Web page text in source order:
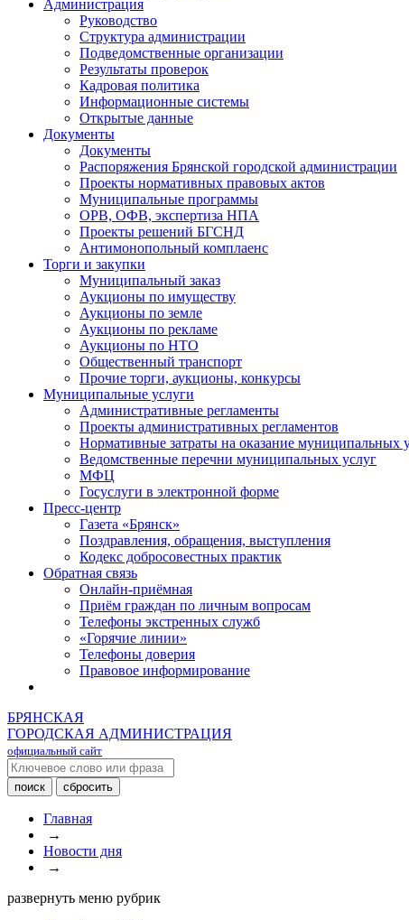
Администрация
Руководство
Структура администрации
Подведомственные организации
Результаты проверок
Кадровая политика
Информационные системы
Открытые данные
Документы
Документы
Распоряжения Брянской городской администрации
Проекты нормативных правовых актов
Муниципальные программы
ОРВ, ОФВ, экспертиза НПА
Проекты решений БГСНД
Антимонопольный комплаенс
Торги и закупки
Муниципальный заказ
Аукционы по имуществу
Аукционы по земле
Аукционы по рекламе
Аукционы по НТО
Общественный транспорт
Прочие торги, аукционы, конкурсы
Муниципальные услуги
Административные регламенты
Проекты административных регламентов
Нормативные затраты на оказание муниципальных
Ведомственные перечни муниципальных услуг
МФЦ
Госуслуги в электронной форме
Пресс-центр
Газета «Брянск»
Поздравления, обращения, выступления
Кодекс добросовестных практик
Обратная связь
Онлайн-приёмная
Приём граждан по личным вопросам
Телефоны экстренных служб
«Горячие линии»
Телефоны доверия
Правовое информирование
БРЯНСКАЯ
ГОРОДСКАЯ АДМИНИСТРАЦИЯ
официальный сайт
Главная
→
Новости дня
→
развернуть меню рубрик